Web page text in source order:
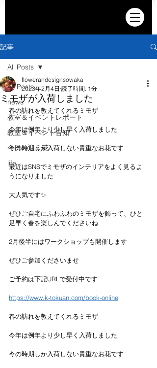
記事
All Posts
news
教室＆イベントレポート
教室＆イベント告知
今日の迎え花
life
All Posts
ミモザが入荷しました
flowerandesignsowaka
2023年2月4日 読了時間: 1分
春の訪れを教えてくれるミモザ
今年は例年より少し早く入荷しました
今の時期しか入荷しない貴重なお花です
最近はSNSでミモザのインテリアをよく見るよ
うになりました
大人気です✨
ぜひご自宅にふわふわのミモザを飾って、ひと
足早く春を楽しんでくださいね
2月後半にはワークショップも開催します
ぜひご参加くださいませ
ご予約は下記URLで受付中です
https://www.k-tokuan.com/book-online
春の訪れを教えてくれるミモザ
今年は例年より少し早く入荷しました
今の時期しか入荷しない貴重なお花です